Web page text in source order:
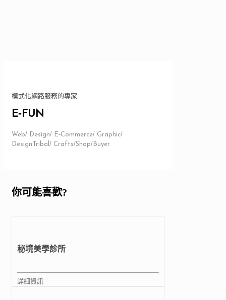
模式化網路服務的專家
E-FUN
Web/ Design/ E-Commerce/ Graphic/
DesignTribal/ Crafts/Shop/Buyer
你可能喜歡?
秘境美學診所
詳細資訊